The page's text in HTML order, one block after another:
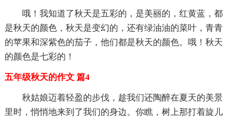
哦！我知道了秋天是五彩的，是美丽的，红黄蓝，都
是秋天的颜色，秋天是变幻的，还有绿油油的菜叶，青青
的苹果和深紫色的茄子，他们都是秋天的颜色。哦！秋天
的颜色是七彩的！
五年级秋天的作文 篇4
秋姑娘迈着轻盈的步伐，趁我们还陶醉在夏天的美景
里时，悄悄地来到了我们的身边。你瞧，树上那打着旋儿